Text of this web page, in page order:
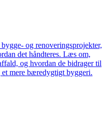
og renoveringsprojekter,
det håndteres. Læs om,
og hvordan de bidrager til
mere bæredygtigt byggeri.